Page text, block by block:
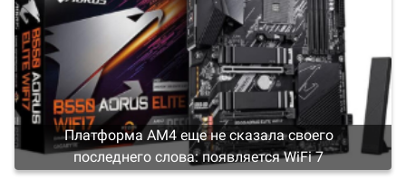
Платформа AM4 еще не сказала своего
последнего слова: появляется WiFi 7